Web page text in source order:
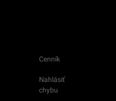
Cenník
Nahlásiť
chybu